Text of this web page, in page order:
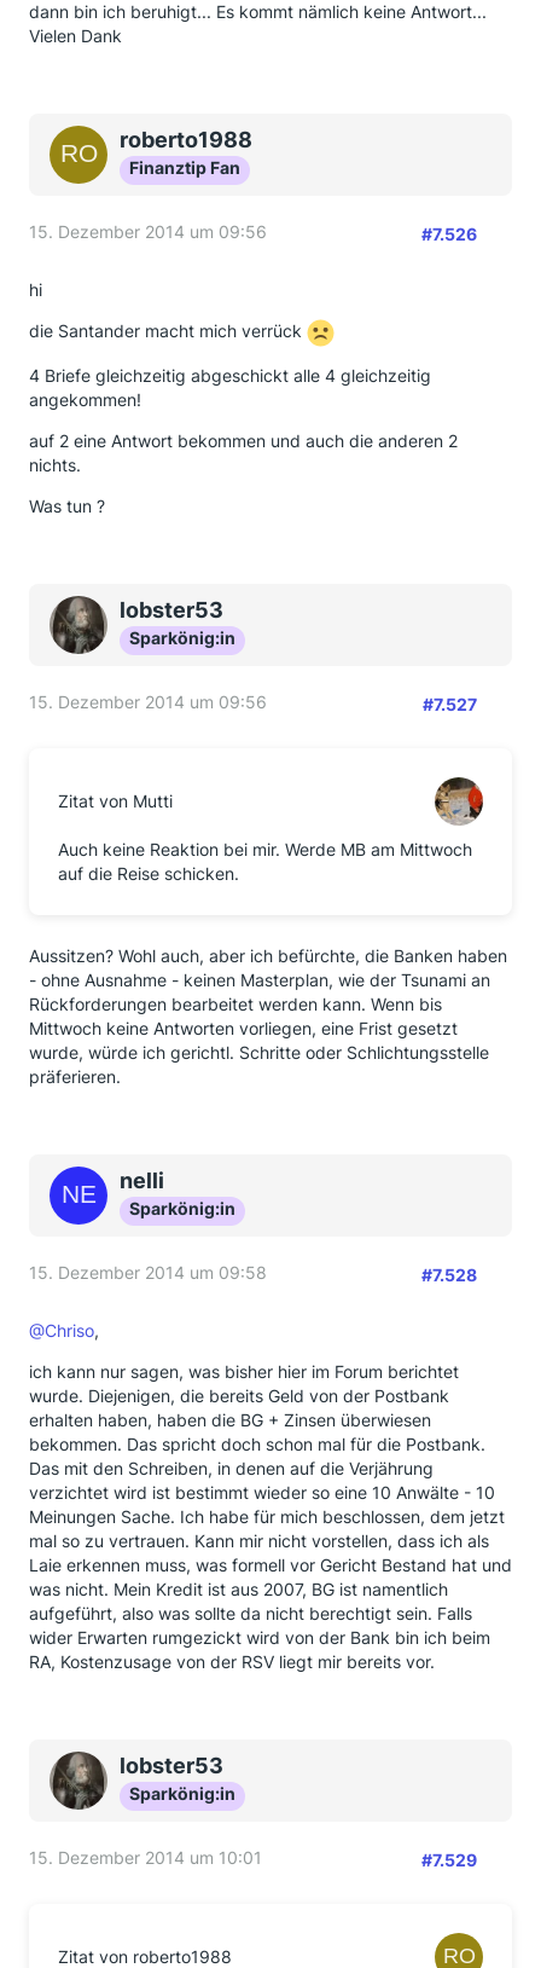
dann bin ich beruhigt... Es kommt nämlich keine Antwort...
Vielen Dank
roberto1988
Finanztip Fan
15. Dezember 2014 um 09:56 #7.526
hi
die Santander macht mich verrück
4 Briefe gleichzeitig abgeschickt alle 4 gleichzeitig
angekommen!
auf 2 eine Antwort bekommen und auch die anderen 2
nichts.
Was tun ?
lobster53
Sparkönig:in
15. Dezember 2014 um 09:56 #7.527
Zitat von Mutti
Auch keine Reaktion bei mir. Werde MB am Mittwoch
auf die Reise schicken.
Aussitzen? Wohl auch, aber ich befürchte, die Banken haben
- ohne Ausnahme - keinen Masterplan, wie der Tsunami an
Rückforderungen bearbeitet werden kann. Wenn bis
Mittwoch keine Antworten vorliegen, eine Frist gesetzt
wurde, würde ich gerichtl. Schritte oder Schlichtungsstelle
präferieren.
nelli
Sparkönig:in
15. Dezember 2014 um 09:58 #7.528
@Chriso,
ich kann nur sagen, was bisher hier im Forum berichtet
wurde. Diejenigen, die bereits Geld von der Postbank
erhalten haben, haben die BG + Zinsen überwiesen
bekommen. Das spricht doch schon mal für die Postbank.
Das mit den Schreiben, in denen auf die Verjährung
verzichtet wird ist bestimmt wieder so eine 10 Anwälte - 10
Meinungen Sache. Ich habe für mich beschlossen, dem jetzt
mal so zu vertrauen. Kann mir nicht vorstellen, dass ich als
Laie erkennen muss, was formell vor Gericht Bestand hat und
was nicht. Mein Kredit ist aus 2007, BG ist namentlich
aufgeführt, also was sollte da nicht berechtigt sein. Falls
wider Erwarten rumgezickt wird von der Bank bin ich beim
RA, Kostenzusage von der RSV liegt mir bereits vor.
lobster53
Sparkönig:in
15. Dezember 2014 um 10:01 #7.529
Zitat von roberto1988